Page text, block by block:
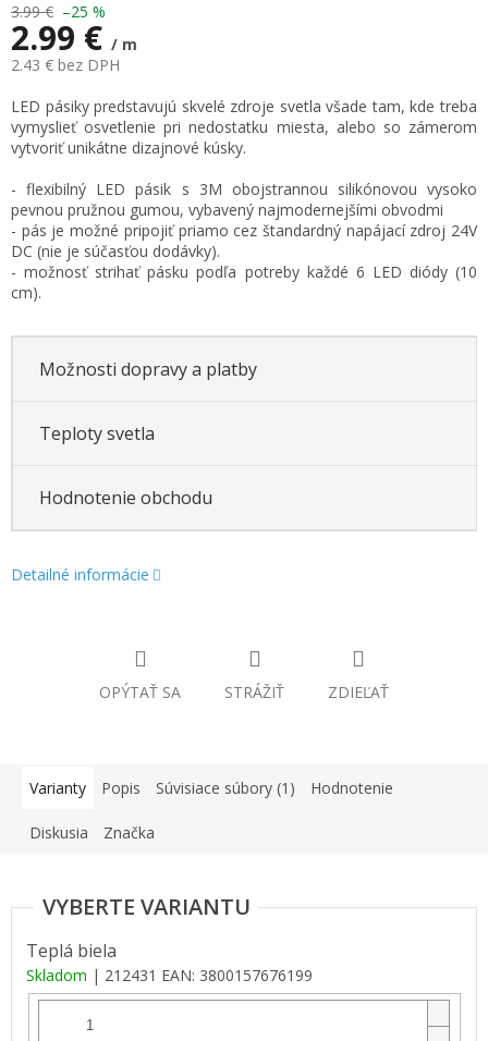
3.99 € –25 %
2.99 € / m
2.43 € bez DPH
Jednotková
cena:
LED pásiky predstavujú skvelé zdroje svetla všade tam, kde treba
vymyslieť osvetlenie pri nedostatku miesta, alebo so zámerom
vytvoriť unikátne dizajnové kúsky.
- flexibilný LED pásik s 3M obojstrannou silikónovou vysoko
pevnou pružnou gumou, vybavený najmodernejšími obvodmi
- pás je možné pripojiť priamo cez štandardný napájací zdroj 24V
DC (nie je súčasťou dodávky).
- možnosť strihať pásku podľa potreby každé 6 LED diódy (10
cm).
Možnosti dopravy a platby
Teploty svetla
Hodnotenie obchodu
Detailné informácie
OPÝTAŤ SA STRÁŽIŤ ZDIEĽAŤ
Varianty Popis Súvisiace súbory (1) Hodnotenie
Diskusia Značka
Teplá biela
Skladom | 212431 EAN: 3800157676199